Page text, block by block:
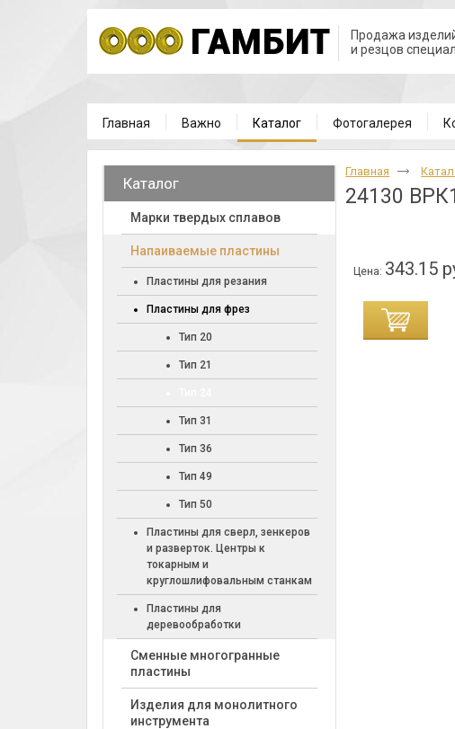
Продажа
и резцов
Главная Важно Каталог Фотогалерея
Каталог
Марки твердых сплавов
Напаиваемые пластины
Пластины для резания
Пластины для фрез
Тип 20
Тип 21
Тип 31
Тип 36
Тип 49
Тип 50
Пластины для сверл, зенкеров
и разверток. Центры к
токарным и
круглошлифовальным станкам
Пластины для
деревообработки
Cменные многогранные
пластины
Изделия для монолитного
инструмента
Главная
24130
Цена: 343.15